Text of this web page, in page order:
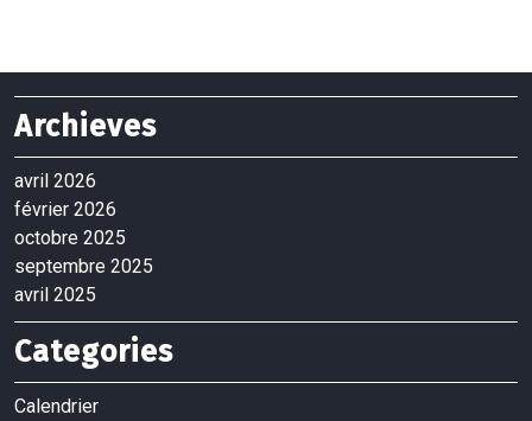
Archieves
avril 2026
février 2026
octobre 2025
septembre 2025
avril 2025
Categories
Calendrier